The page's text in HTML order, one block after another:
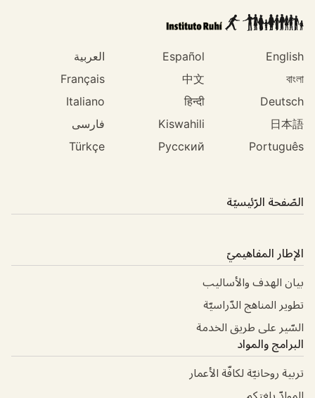
English
Español
العربية
বাংলা
中文
Français
Deutsch
हिन्दी
Italiano
日本語
Kiswahili
فارسی
Português
Русский
Türkçe
الصّفحة الرّئيسيّة
الإطار المفاهيميّ
بيان الهدف والأساليب
تطوير المناهج الدّراسيّة
السّير على طريق الخدمة
البرامج والمواد
تربية روحانيّة لكافّة الأعمار